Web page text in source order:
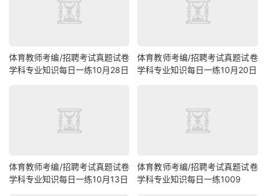
体育教师考编/招聘考试真题试卷
学科专业知识每日一练10月28日
体育教师考编/招聘考试真题试卷
学科专业知识每日一练10月20日
体育教师考编/招聘考试真题试卷
学科专业知识每日一练10月13日
体育教师考编/招聘考试真题试卷
学科专业知识每日一练1009